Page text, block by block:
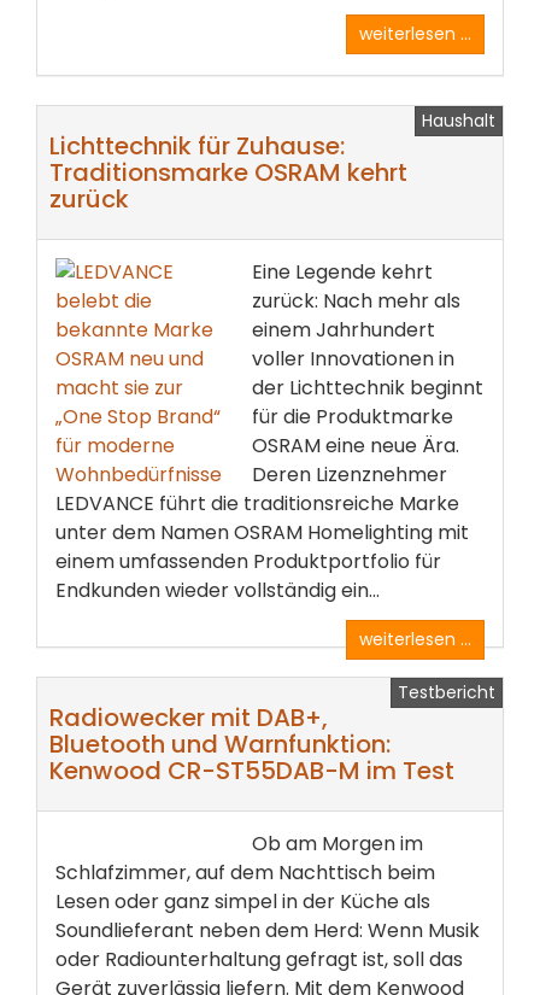
weiterlesen ...
Haushalt
Lichttechnik für Zuhause:
Traditionsmarke OSRAM kehrt
zurück
Eine Legende kehrt
zurück: Nach mehr als
einem Jahrhundert
voller Innovationen in
der Lichttechnik beginnt
für die Produktmarke
OSRAM eine neue Ära.
Deren Lizenznehmer
LEDVANCE führt die traditionsreiche Marke
unter dem Namen OSRAM Homelighting mit
einem umfassenden Produktportfolio für
Endkunden wieder vollständig ein...
weiterlesen ...
Testbericht
Radiowecker mit DAB+,
Bluetooth und Warnfunktion:
Kenwood CR-ST55DAB-M im Test
Ob am Morgen im
Schlafzimmer, auf dem Nachttisch beim
Lesen oder ganz simpel in der Küche als
Soundlieferant neben dem Herd: Wenn Musik
oder Radiounterhaltung gefragt ist, soll das
Gerät zuverlässig liefern. Mit dem Kenwood